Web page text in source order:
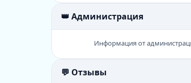
👑 Администрация
Информация от
💬 Отзывы